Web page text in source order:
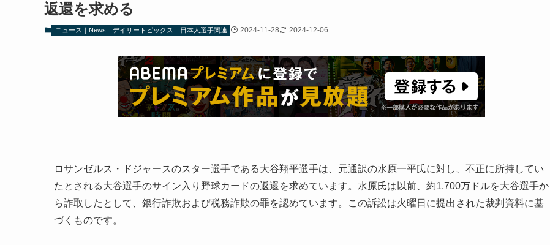
返還を求める
ニュース｜News デイリートピックス 日本人選手関連 2024-11-28 2024-12-06
ロサンゼルス・ドジャースのスター選手である大谷翔平選手は、元通訳の水原一平氏に対し、不正に所持してい
たとされる大谷選手のサイン入り野球カードの返還を求めています。水原氏は以前、約1,700万ドルを大谷選手か
ら詐取したとして、銀行詐欺および税務詐欺の罪を認めています。この訴訟は火曜日に提出された裁判資料に基
づくものです。